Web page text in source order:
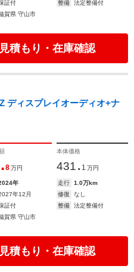
証付 整備
法定整備付
賀県 守山市
見積もり・在庫確認
ディスプレイオーディオ+ナ
.8 万円
本体価格
431. 1 万円
年 走行
1.0万km
年12月 修復
なし
証付 整備
法定整備付
賀県 守山市
見積もり・在庫確認